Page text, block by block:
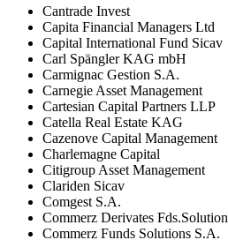
Cantrade Invest
Capita Financial Managers Ltd
Capital International Fund Sicav
Carl Spängler KAG mbH
Carmignac Gestion S.A.
Carnegie Asset Management
Cartesian Capital Partners LLP
Catella Real Estate KAG
Cazenove Capital Management
Charlemagne Capital
Citigroup Asset Management
Clariden Sicav
Comgest S.A.
Commerz Derivates Fds.Solution
Commerz Funds Solutions S.A.